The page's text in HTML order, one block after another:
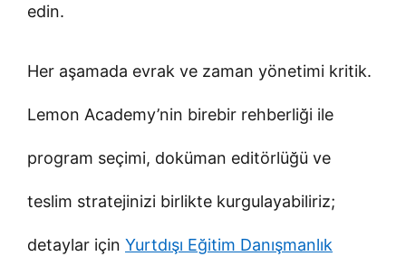
edin.
Her aşamada evrak ve zaman yönetimi kritik.
Lemon Academy’nin birebir rehberliği ile
program seçimi, doküman editörlüğü ve
teslim stratejinizi birlikte kurgulayabiliriz;
detaylar için Yurtdışı Eğitim Danışmanlık